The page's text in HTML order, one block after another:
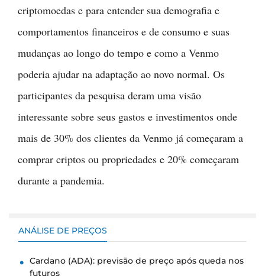
criptomoedas e para entender sua demografia e
comportamentos financeiros e de consumo e suas
mudanças ao longo do tempo e como a Venmo
poderia ajudar na adaptação ao novo normal. Os
participantes da pesquisa deram uma visão
interessante sobre seus gastos e investimentos onde
mais de 30% dos clientes da Venmo já começaram a
comprar criptos ou propriedades e 20% começaram
durante a pandemia.
ANÁLISE DE PREÇOS
Cardano (ADA): previsão de preço após queda nos
futuros